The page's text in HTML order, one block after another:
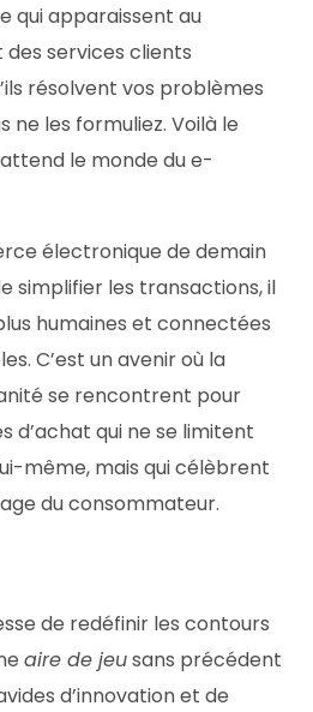
qui apparaissent au
services clients
résolvent vos problèmes
ne les formuliez. Voilà le
le monde du e-
électronique de demain
simplifier les transactions, il
humaines et connectées
C’est un avenir où la
se rencontrent pour
d’achat qui ne se limitent
même, mais qui célèbrent
du consommateur.
de redéfinir les contours
aire de jeusans précédent
d’innovation et de